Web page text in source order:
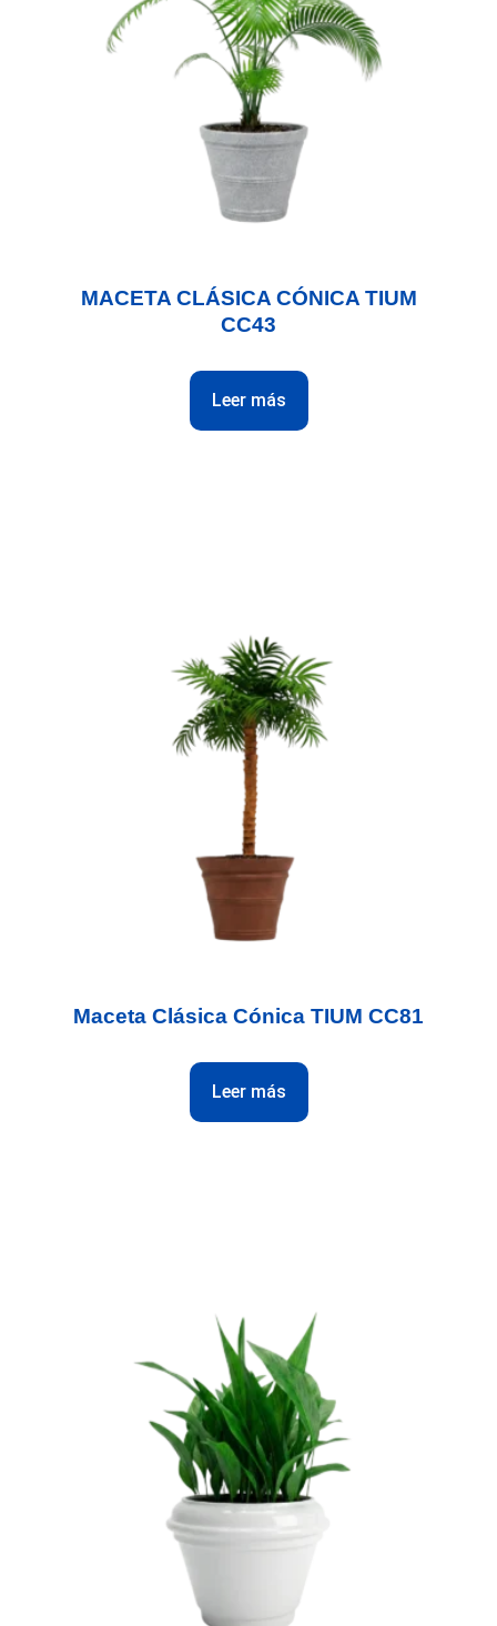
MACETA CLÁSICA CÓNICA TIUM
CC43
Leer más
Maceta Clásica Cónica TIUM CC81
Leer más